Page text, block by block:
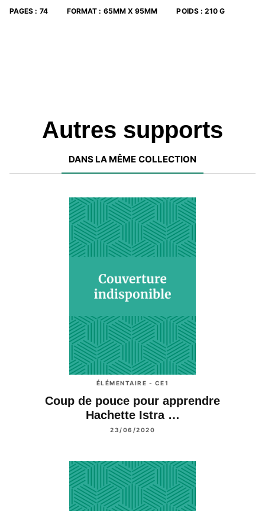
PAGES : 74 FORMAT : 65MM X 95MM POIDS:210 G
Autres supports
DANS LA MÊME COLLECTION
ÉLÉMENTAIRE - CE1
Coup de pouce pour apprendre
Hachette Istra …
23/06/2020